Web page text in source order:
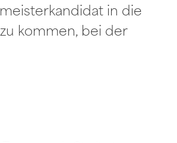
in die
kommen, bei der